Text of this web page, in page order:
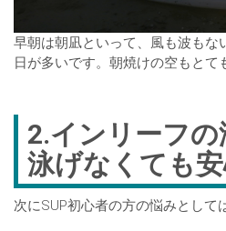
早朝は朝凪といって、風も波もな
日が多いです。朝焼けの空もとて
2.インリーフの
泳げなくても
次にSUP初心者の方の悩みとして